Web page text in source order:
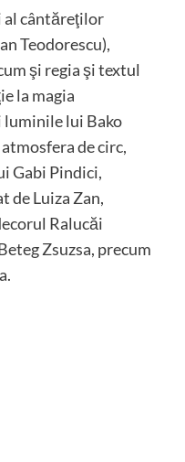
al cântăreţilor
Teodorescu),
şi regia şi textul
la magia
luminile lui Bako
de circ,
Gabi Pindici,
de Luiza Zan,
Ralucăi
Zsuzsa, precum